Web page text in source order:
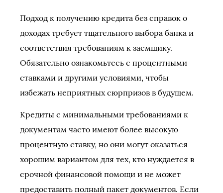
Подход к получению кредита без справок о
доходах требует тщательного выбора банка и
соответствия требованиям к заемщику.
Обязательно ознакомьтесь с процентными
ставками и другими условиями, чтобы
избежать неприятных сюрпризов в будущем.
Кредиты с минимальными требованиями к
документам часто имеют более высокую
процентную ставку, но они могут оказаться
хорошим вариантом для тех, кто нуждается в
срочной финансовой помощи и не может
предоставить полный пакет документов. Если